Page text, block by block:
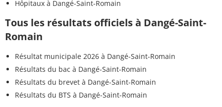
Hôpitaux à Dangé-Saint-Romain
Tous les résultats officiels à Dangé-Saint-
Romain
Résultat municipale 2026 à Dangé-Saint-Romain
Résultats du bac à Dangé-Saint-Romain
Résultats du brevet à Dangé-Saint-Romain
Résultats du BTS à Dangé-Saint-Romain